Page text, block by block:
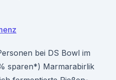
bei DS Bowl im
sparen*) Marmarabirlik